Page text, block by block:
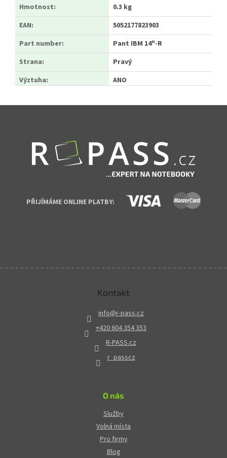
Hmotnost:
0.3 kg
EAN:
5052177823903
Part number:
Pant IBM 14"-R
Strana:
Pravý
Výztuha: ANO
PŘIJÍMÁME ONLINE PLATBY:
Kontakt
info@r-pass.cz
+420 604 354 353
R-PASS.cz
r_passcz
O nás
Služby
Volná místa
Pro firmy
Blog